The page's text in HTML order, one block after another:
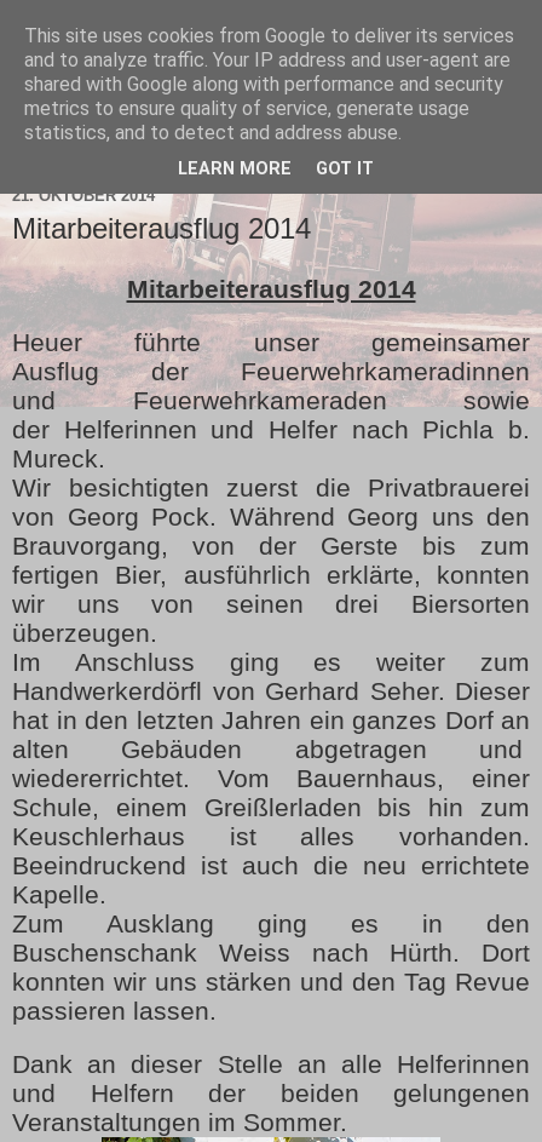
21. OKTOBER 2014
Mitarbeiterausflug 2014
Mitarbeiterausflug 2014
Heuer führte unser gemeinsamer
Ausflug der Feuerwehrkameradinnen
und Feuerwehrkameraden sowie
der Helferinnen und Helfer nach Pichla b.
Mureck.
Wir besichtigten zuerst die Privatbrauerei
von Georg Pock. Während Georg uns den
Brauvorgang, von der Gerste bis zum
fertigen Bier, ausführlich erklärte, konnten
wir uns von seinen drei Biersorten
überzeugen.
Im Anschluss ging es weiter zum
Handwerkerdörfl von Gerhard Seher. Dieser
hat in den letzten Jahren ein ganzes Dorf an
alten Gebäuden abgetragen und
wiedererrichtet. Vom Bauernhaus, einer
Schule, einem Greißlerladen bis hin zum
Keuschlerhaus ist alles vorhanden.
Beeindruckend ist auch die neu errichtete
Kapelle.
Zum Ausklang ging es in den
Buschenschank Weiss nach Hürth. Dort
konnten wir uns stärken und den Tag Revue
passieren lassen.
Dank an dieser Stelle an alle Helferinnen
und Helfern der beiden gelungenen
Veranstaltungen im Sommer.
This site uses cookies from Google to deliver its services
and to analyze traffic. Your IP address and user-agent are
shared with Google along with performance and security
metrics to ensure quality of service, generate usage
statistics, and to detect and address abuse.
LEARN MORE GOT IT